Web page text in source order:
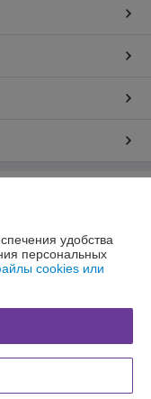
г.Новополоцк,
удобства
персональных
cookies или